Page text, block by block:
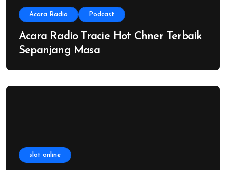
Acara Radio Podcast
Acara Radio Tracie Hot Chner Terbaik
Sepanjang Masa
slot online